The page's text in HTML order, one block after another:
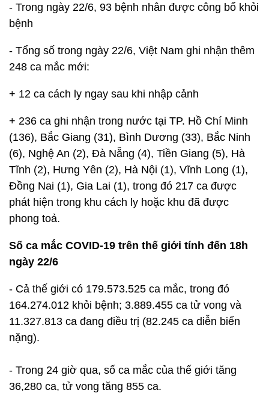
- Trong ngày 22/6, 93 bệnh nhân được công bố khỏi
bệnh
- Tổng số trong ngày 22/6, Việt Nam ghi nhận thêm
248 ca mắc mới:
+ 12 ca cách ly ngay sau khi nhập cảnh
+ 236 ca ghi nhận trong nước tại TP. Hồ Chí Minh
(136), Bắc Giang (31), Bình Dương (33), Bắc Ninh
(6), Nghệ An (2), Đà Nẵng (4), Tiền Giang (5), Hà
Tĩnh (2), Hưng Yên (2), Hà Nội (1), Vĩnh Long (1),
Đồng Nai (1), Gia Lai (1), trong đó 217 ca được
phát hiện trong khu cách ly hoặc khu đã được
phong toả.
Số ca mắc COVID-19 trên thế giới tính đến 18h
ngày 22/6
- Cả thế giới có 179.573.525 ca mắc, trong đó
164.274.012 khỏi bệnh; 3.889.455 ca tử vong và
11.327.813 ca đang điều trị (82.245 ca diễn biến
nặng).
- Trong 24 giờ qua, số ca mắc của thế giới tăng
36,280 ca, tử vong tăng 855 ca.